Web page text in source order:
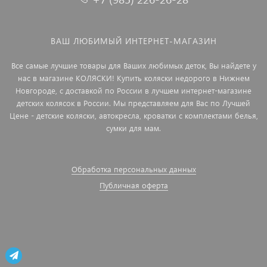
ВАШ ЛЮБИМЫЙ ИНТЕРНЕТ-МАГАЗИН
Все самые лучшие товары для Ваших любимых деток, Вы найдете у
нас в магазине КОЛЯСКИ! Купить коляски недорого в Нижнем
Новгороде, с доставкой по России в лучшем интернет-магазине
детских колясок в России. Мы представляем для Вас по Лучшей
Цене - детские коляски, автокресла, кроватки с комплектами белья,
сумки для мам.
Обработка персональных данных
Публичная оферта